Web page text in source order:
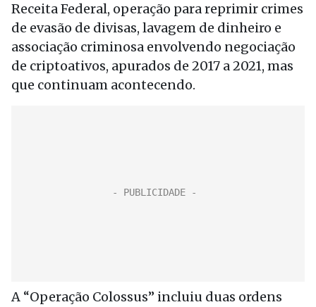
Receita Federal, operação para reprimir crimes
de evasão de divisas, lavagem de dinheiro e
associação criminosa envolvendo negociação
de criptoativos, apurados de 2017 a 2021, mas
que continuam acontecendo.
A “Operação Colossus” incluiu duas ordens